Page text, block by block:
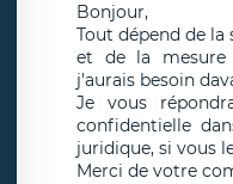
Bonjour,
Tout dépend de
et de la
j'aurais besoin
Je vous
confidentielle
juridique, si vous
Merci de votre